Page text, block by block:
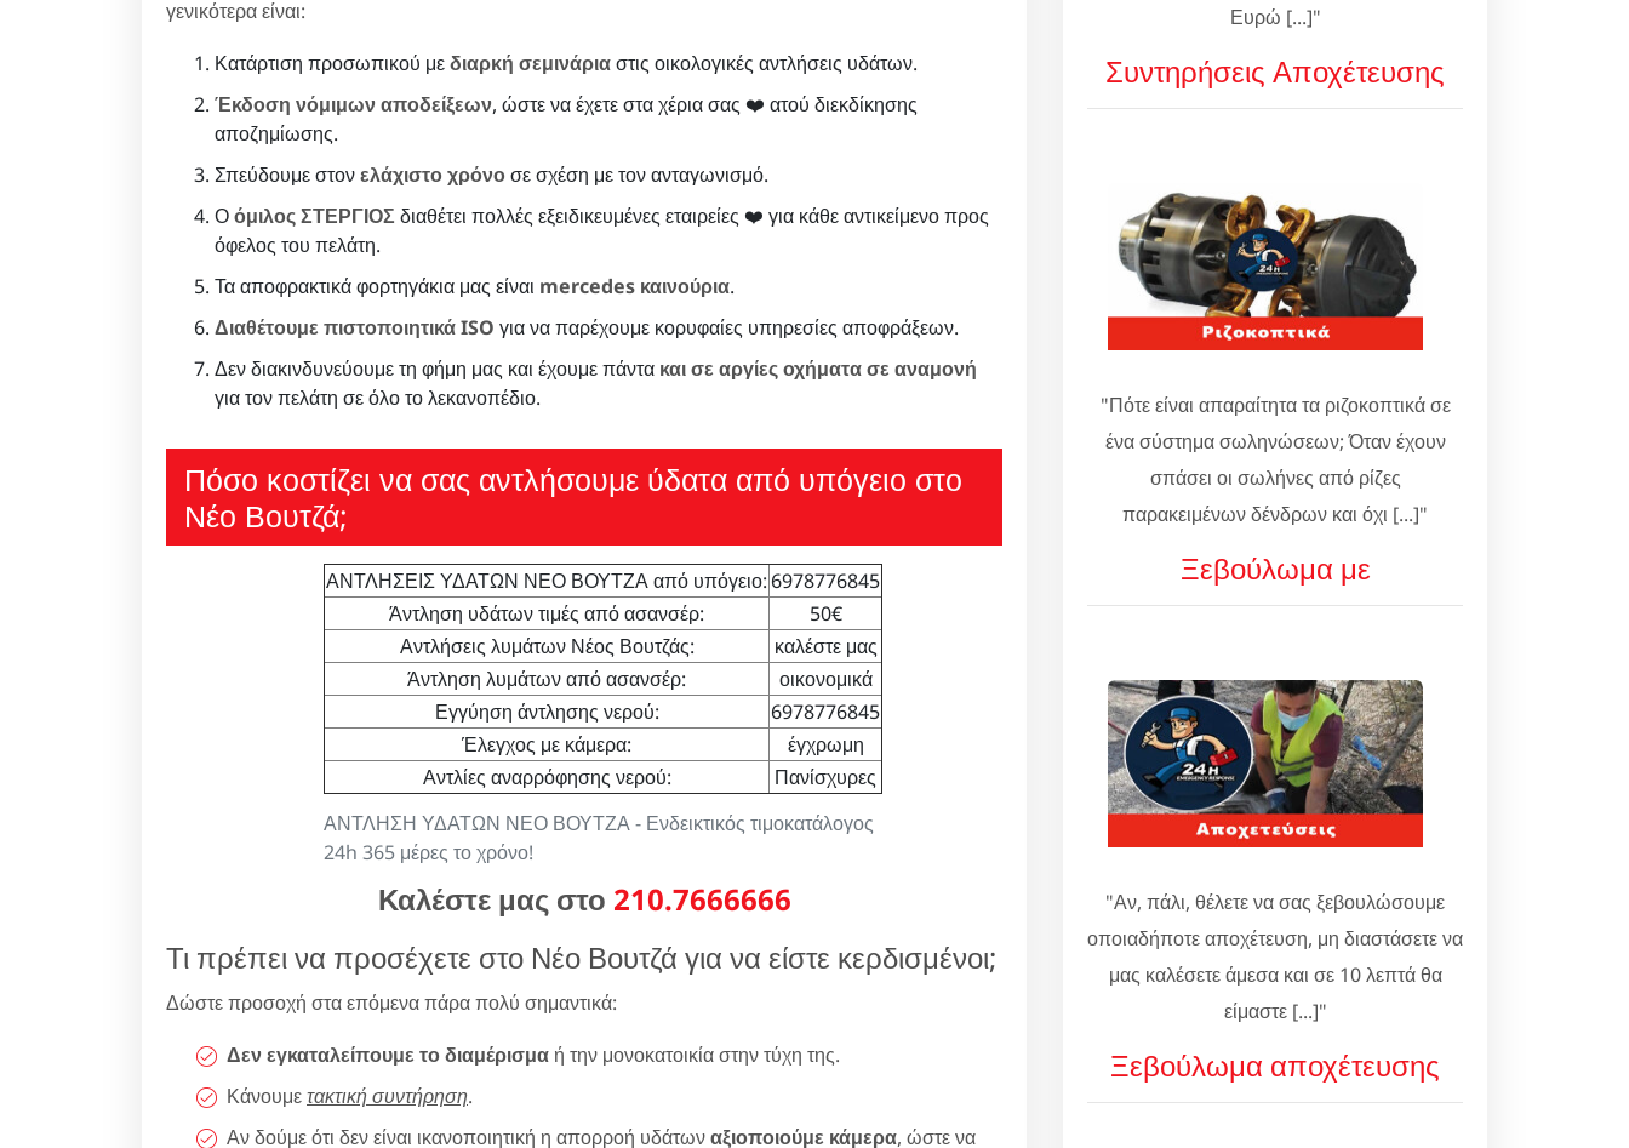
γενικότερα είναι:
Κατάρτιση προσωπικού μεδιαρκή σεμινάριαστις οικολογικές αντλήσεις υδάτων.
Έκδοση νόμιμων αποδείξεων, ώστε να έχετε στα χέρια σας ❤️ ατού διεκδίκησης
αποζημίωσης.
Σπεύδουμε στονελάχιστο χρόνοσε σχέση με τον ανταγωνισμό.
Οόμιλος ΣΤΕΡΓΙΟΣ διαθέτει πολλές εξειδικευμένες εταιρείες ❤️ για κάθε αντικείμενο προς
όφελος του πελάτη.
Τα αποφρακτικά φορτηγάκια μας είναι mercedes καινούρια.
Διαθέτουμε πιστοποιητικά ISO για να παρέχουμε κορυφαίες υπηρεσίες αποφράξεων.
Δεν διακινδυνεύουμε τη φήμη μας και έχουμε πάντα και σε αργίες οχήματα σε αναμονή
για τον πελάτη σε όλο το λεκανοπέδιο.
Πόσο κοστίζει να σας αντλήσουμε ύδατα από υπόγειο στο
Νέο Βουτζά;
ΑΝΤΛΗΣΗ ΥΔΑΤΩΝ ΝΕΟ ΒΟΥΤΖΑ - Ενδεικτικός τιμοκατάλογος
24h 365 μέρες το χρόνο!
ΑΝΤΛΗΣΕΙΣ ΥΔΑΤΩΝ ΝΕΟ ΒΟΥΤΖΑ από υπόγειο: 6978776845
Άντληση υδάτων τιμές από ασανσέρ:
50€
Αντλήσεις λυμάτων Νέος Βουτζάς:
καλέστε μας
Άντληση λυμάτων από ασανσέρ:
οικονομικά
Εγγύηση άντλησης νερού:
6978776845
Έλεγχος με κάμερα:
έγχρωμη
Αντλίες αναρρόφησης νερού:
Πανίσχυρες
Καλέστε μας στο 210.7666666
Τι πρέπει να προσέχετε στο Νέο Βουτζά για να είστε κερδισμένοι;
Δώστε προσοχή στα επόμενα πάρα πολύ σημαντικά:
Δεν εγκαταλείπουμε το διαμέρισμα ή την μονοκατοικία στην τύχη της.
Κάνουμετακτική συντήρηση.
Αν δούμε ότι δεν είναι ικανοποιητική η απορροή υδάτωναξιοποιούμε κάμερα, ώστε να
Ευρώ [...]"
Συντηρήσεις Αποχέτευσης
"Πότε είναι απαραίτητα τα ριζοκοπτικά σε
ένα σύστημα σωληνώσεων; Όταν έχουν
σπάσει οι σωλήνες από ρίζες
παρακειμένων δένδρων και όχι [...]"
Ξεβούλωμα με
"Αν, πάλι, θέλετε να σας ξεβουλώσουμε
οποιαδήποτε αποχέτευση, μη διαστάσετε να
μας καλέσετε άμεσα και σε 10 λεπτά θα
είμαστε [...]"
Ξεβούλωμα αποχέτευσης